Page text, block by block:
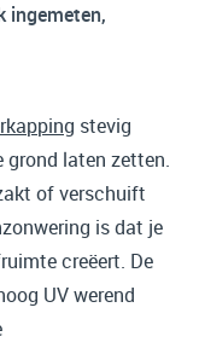
ingemeten,
stevig
laten zetten.
of verschuift
is dat je
creëert. De
UV werend